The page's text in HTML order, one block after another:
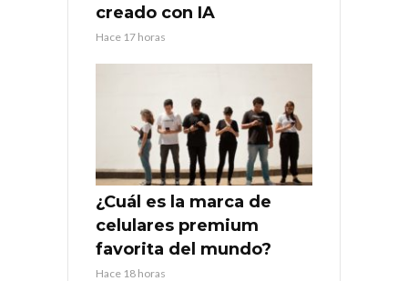
creado con IA
Hace 17 horas
¿Cuál es la marca de
celulares premium
favorita del mundo?
Hace 18 horas